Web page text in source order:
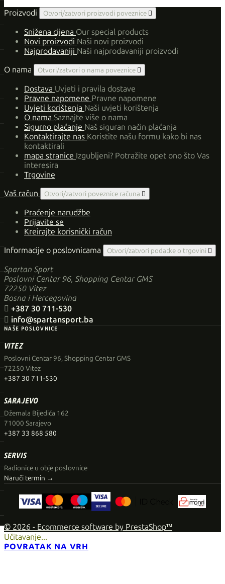
Proizvodi Otvori/zatvori proizvodi poveznice 
Snižena cijena Our special products
Novi proizvodi Naši novi proizvodi
Najprodavaniji Naši najprodavaniji proizvodi
O nama
Otvori/zatvori o nama poveznice 
Dostava Uvjeti i pravila dostave
Pravne napomene Pravne napomene
Uvjeti korištenja Naši uvjeti korištenja
O nama Saznajte više o nama
Sigurno plaćanje Naš siguran način plaćanja
Kontaktirajte nas Koristite našu formu kako bi nas
kontaktirali
mapa stranice Izgubljeni? Potražite opet ono što Vas
interesira
Trgovine
Vaš račun
Otvori/zatvori poveznice računa 
Praćenje narudžbe
Prijavite se
Kreirajte korisnički račun
Informacije o poslovnicama
Otvori/zatvori podatke o trgovini 
Spartan Sport
Poslovni Centar 96, Shopping Centar GMS
72250 Vitez
Bosna i Hercegovina
 +387 30 711-530
 info@spartansport.ba
NAŠE POSLOVNICE
VITEZ
Poslovni Centar 96, Shopping Centar GMS
72250 Vitez
+387 30 711-530
SARAJEVO
Džemala Bijedića 162
71000 Sarajevo
+387 33 868 580
SERVIS
Radionice u obje poslovnice
Naruči termin →
© 2026 - Ecommerce software by PrestaShop™
Učitavanje...
POVRATAK NA VRH